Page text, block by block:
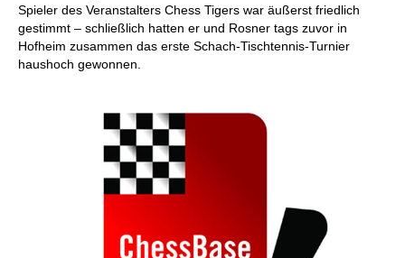
Spieler des Veranstalters Chess Tigers war äußerst friedlich
gestimmt – schließlich hatten er und Rosner tags zuvor in
Hofheim zusammen das erste Schach-Tischtennis-Turnier
haushoch gewonnen.